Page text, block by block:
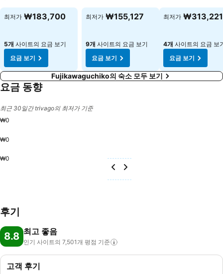
최저가 ₩183,700
5개 사이트의 요금 보기
요금 보기
최저가 ₩155,127
9개 사이트의 요금 보기
요금 보기
최저가 ₩313,221
4개 사이트의 요금 보
요금 보기
Fujikawaguchiko의 숙소 모두 보기
요금 동향
최근 30일간 trivago의 최저가 기준
₩0
₩0
₩0
후기
8.8 최고 좋음
인기 사이트의 7,501개 평점 기준
고객 후기